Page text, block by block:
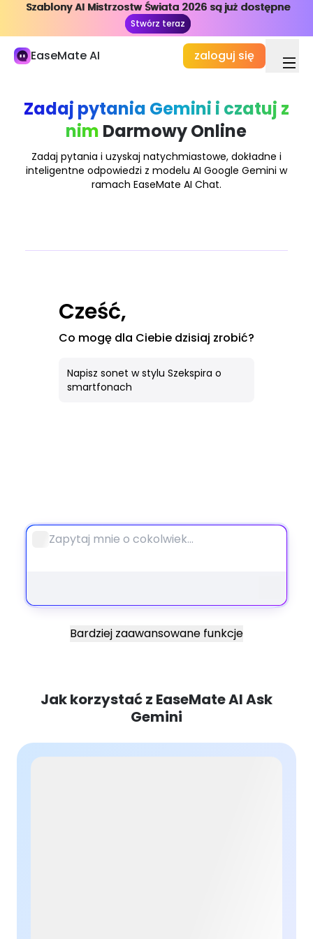
Szablony AI Mistrzostw Świata 2026 są już dostępne
Stwórz teraz
Szablony AI Mistrzostw Świata 2026 są już dostępne
Stwórz teraz
EaseMate AI zaloguj się
Moja biblioteka
Studia i praca
ChatPDF
Badania i badania AI
AI Writer
AI Obraz
Notebook
Zadaj pytania Gemini i czatuj z
nim Darmowy Online
Zadaj pytania i uzyskaj natychmiastowe, dokładne i
inteligentne odpowiedzi z modelu AI Google Gemini w
ramach EaseMate AI Chat.
Cześć,
Co mogę dla Ciebie dzisiaj zrobić?
Napisz sonet w stylu Szekspira o
smartfonach
Bardziej zaawansowane funkcje
Jak korzystać z EaseMate AI Ask
Gemini